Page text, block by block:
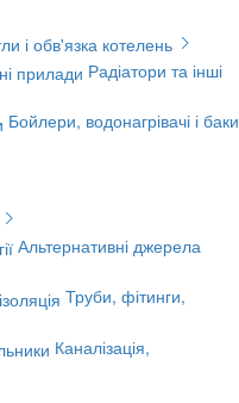
і обв'язка котелень
Радіатори та інші
Бойлери, водонагрівачі і баки
Альтернативні джерела
Труби, фітинги,
Каналізація,